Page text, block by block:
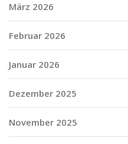
März 2026
Februar 2026
Januar 2026
Dezember 2025
November 2025